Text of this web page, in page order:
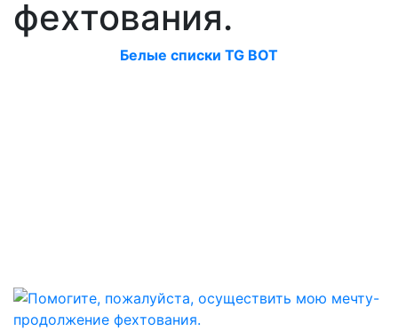
фехтования.
Белые списки TG BOT